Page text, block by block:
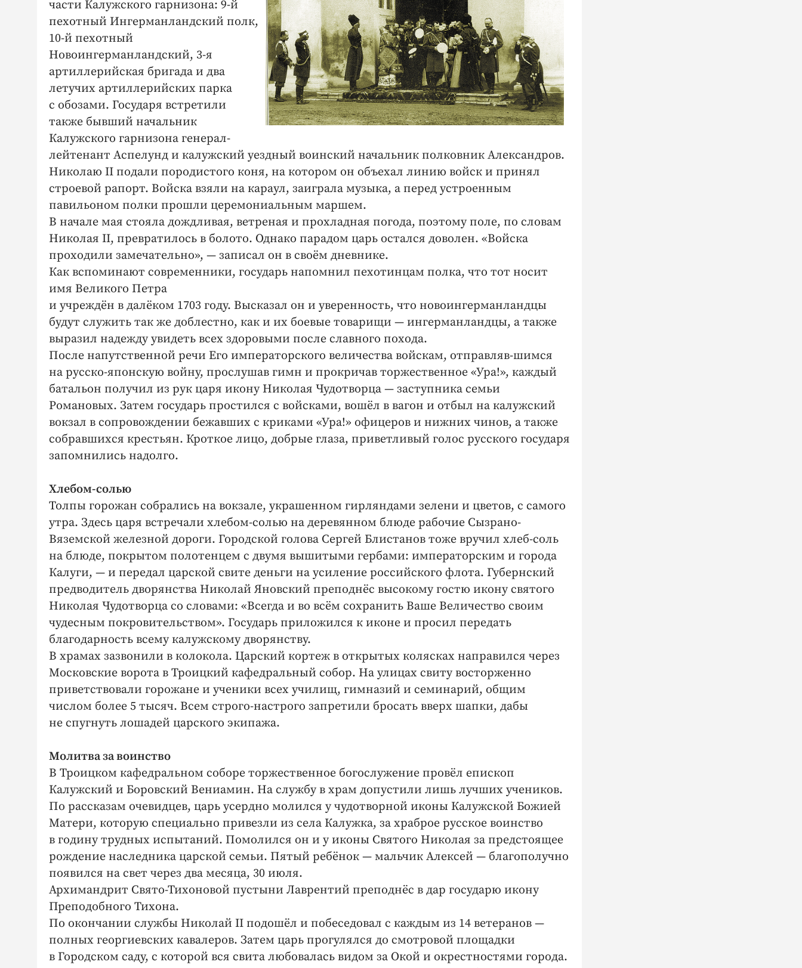
части Калужского гарнизона: 9-й
пехотный Ингерманландский полк,
10-й пехотный
Новоингерманландский, 3-я
артиллерийская бригада и два
летучих артиллерийских парка
с обозами. Государя встретили
также бывший начальник
Калужского гарнизона генерал-
лейтенант Аспелунд и калужский уездный воинский начальник полковник Александров.
Николаю II подали породистого коня, на котором он объехал линию войск и принял
строевой рапорт. Войска взяли на караул, заиграла музыка, а перед устроенным
павильоном полки прошли церемониальным маршем.
В начале мая стояла дождливая, ветреная и прохладная погода, поэтому поле, по словам
Николая II, превратилось в болото. Однако парадом царь остался доволен. «Войска
проходили замечательно», — записал он в своём дневнике.
Как вспоминают современники, государь напомнил пехотинцам полка, что тот носит
имя Великого Петра
и учреждён в далёком 1703 году. Высказал он и уверенность, что новоингерманландцы
будут служить так же доблестно, как и их боевые товарищи — ингерманландцы, а также
выразил надежду увидеть всех здоровыми после славного похода.
После напутственной речи Его императорского величества войскам, отправляв-шимся
на русско-японскую войну, прослушав гимн и прокричав торжественное «Ура!», каждый
батальон получил из рук царя икону Николая Чудотворца — заступника семьи
Романовых. Затем государь простился с войсками, вошёл в вагон и отбыл на калужский
вокзал в сопровождении бежавших с криками «Ура!» офицеров и нижних чинов, а также
собравшихся крестьян. Кроткое лицо, добрые глаза, приветливый голос русского государя
запомнились надолго.
Хлебом-солью
Толпы горожан собрались на вокзале, украшенном гирляндами зелени и цветов, с самого
утра. Здесь царя встречали хлебом-солью на деревянном блюде рабочие Сызрано-
Вяземской железной дороги. Городской голова Сергей Блистанов тоже вручил хлеб-соль
на блюде, покрытом полотенцем с двумя вышитыми гербами: императорским и города
Калуги, — и передал царской свите деньги на усиление российского флота. Губернский
предводитель дворянства Николай Яновский преподнёс высокому гостю икону святого
Николая Чудотворца со словами: «Всегда и во всём сохранить Ваше Величество своим
чудесным покровительством». Государь приложился к иконе и просил передать
благодарность всему калужскому дворянству.
В храмах зазвонили в колокола. Царский кортеж в открытых колясках направился через
Московские ворота в Троицкий кафедральный собор. На улицах свиту восторженно
приветствовали горожане и ученики всех училищ, гимназий и семинарий, общим
числом более 5 тысяч. Всем строго-настрого запретили бросать вверх шапки, дабы
не спугнуть лошадей царского экипажа.
Молитва за воинство
В Троицком кафедральном соборе торжественное богослужение провёл епископ
Калужский и Боровский Вениамин. На службу в храм допустили лишь лучших учеников.
По рассказам очевидцев, царь усердно молился у чудотворной иконы Калужской Божией
Матери, которую специально привезли из села Калужка, за храброе русское воинство
в годину трудных испытаний. Помолился он и у иконы Святого Николая за предстоящее
рождение наследника царской семьи. Пятый ребёнок — мальчик Алексей — благополучно
появился на свет через два месяца, 30 июля.
Архимандрит Свято-Тихоновой пустыни Лаврентий преподнёс в дар государю икону
Преподобного Тихона.
По окончании службы Николай II подошёл и побеседовал с каждым из 14 ветеранов —
полных георгиевских кавалеров. Затем царь прогулялся до смотровой площадки
в Городском саду, с которой вся свита любовалась видом за Окой и окрестностями города.